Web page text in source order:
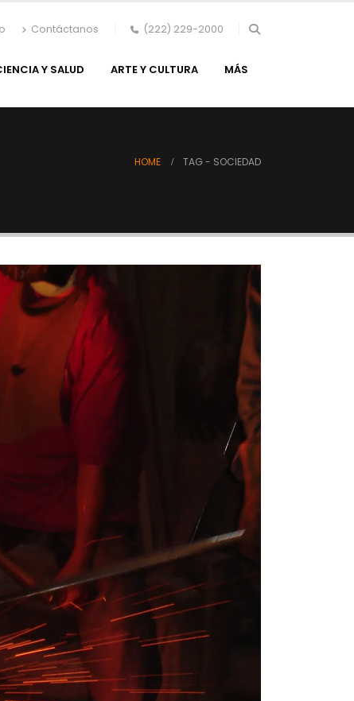
Contáctanos (222) 229-2000
Y SALUD ARTE Y CULTURA MÁS
HOME TAG - SOCIEDAD